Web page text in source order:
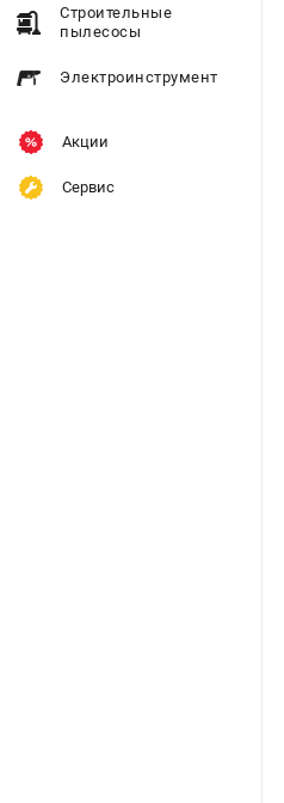
Строительные
пылесосы
Электроинструмент
Акции
Сервис